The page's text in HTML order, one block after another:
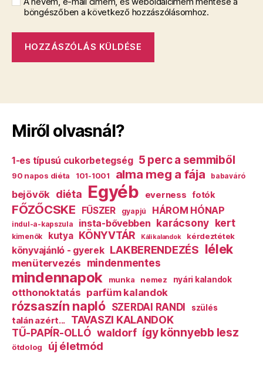
böngészőben a következő hozzászólásomhoz.
Miről olvasnál?
1-es típusú cukorbetegség 5 perc a semmiből
90 napos diéta 101-1001 alma meg a fája babaváró
bejövők diéta Egyéb everness fotók
FŐZŐCSKE FŰSZER gyapjú HÁROM HÓNAP
indul-a-kapszula insta-bővebben karácsony kert
kimenők kutya KÖNYVTÁR Káli kalandok kérdeztétek
könyvajánló - gyerek LAKBERENDEZÉS lélek
menütervezés mindenmentes
mindennapok munka nemez nyári kalandok
otthonoktatás parfüm kalandok
rózsaszín napló SZERDAI RANDI szülés
talán azért...
TAVASZI KALANDOK
TŰ-PAPÍR-OLLÓ waldorf így könnyebb lesz
ötdolog új életmód